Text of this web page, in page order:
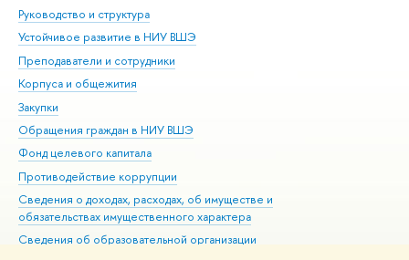
Руководство и структура
Устойчивое развитие в НИУ ВШЭ
Преподаватели и сотрудники
Корпуса и общежития
Закупки
Обращения граждан в НИУ ВШЭ
Фонд целевого капитала
Противодействие коррупции
Сведения о доходах, расходах, об имуществе и
обязательствах имущественного характера
Сведения об образовательной организации